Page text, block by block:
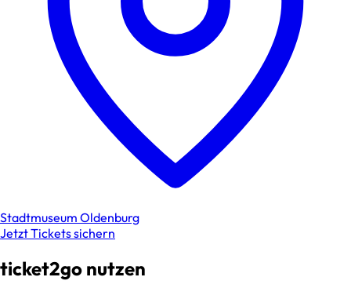
Stadtmuseum Oldenburg
Jetzt Tickets sichern
ticket2go nutzen